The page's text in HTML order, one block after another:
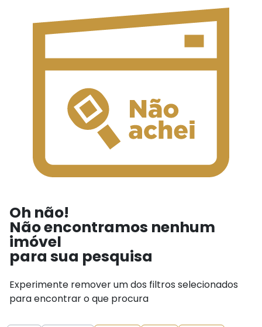
Oh não!
Não encontramos nenhum
imóvel
para sua pesquisa
Experimente remover um dos filtros selecionados
para encontrar o que procura